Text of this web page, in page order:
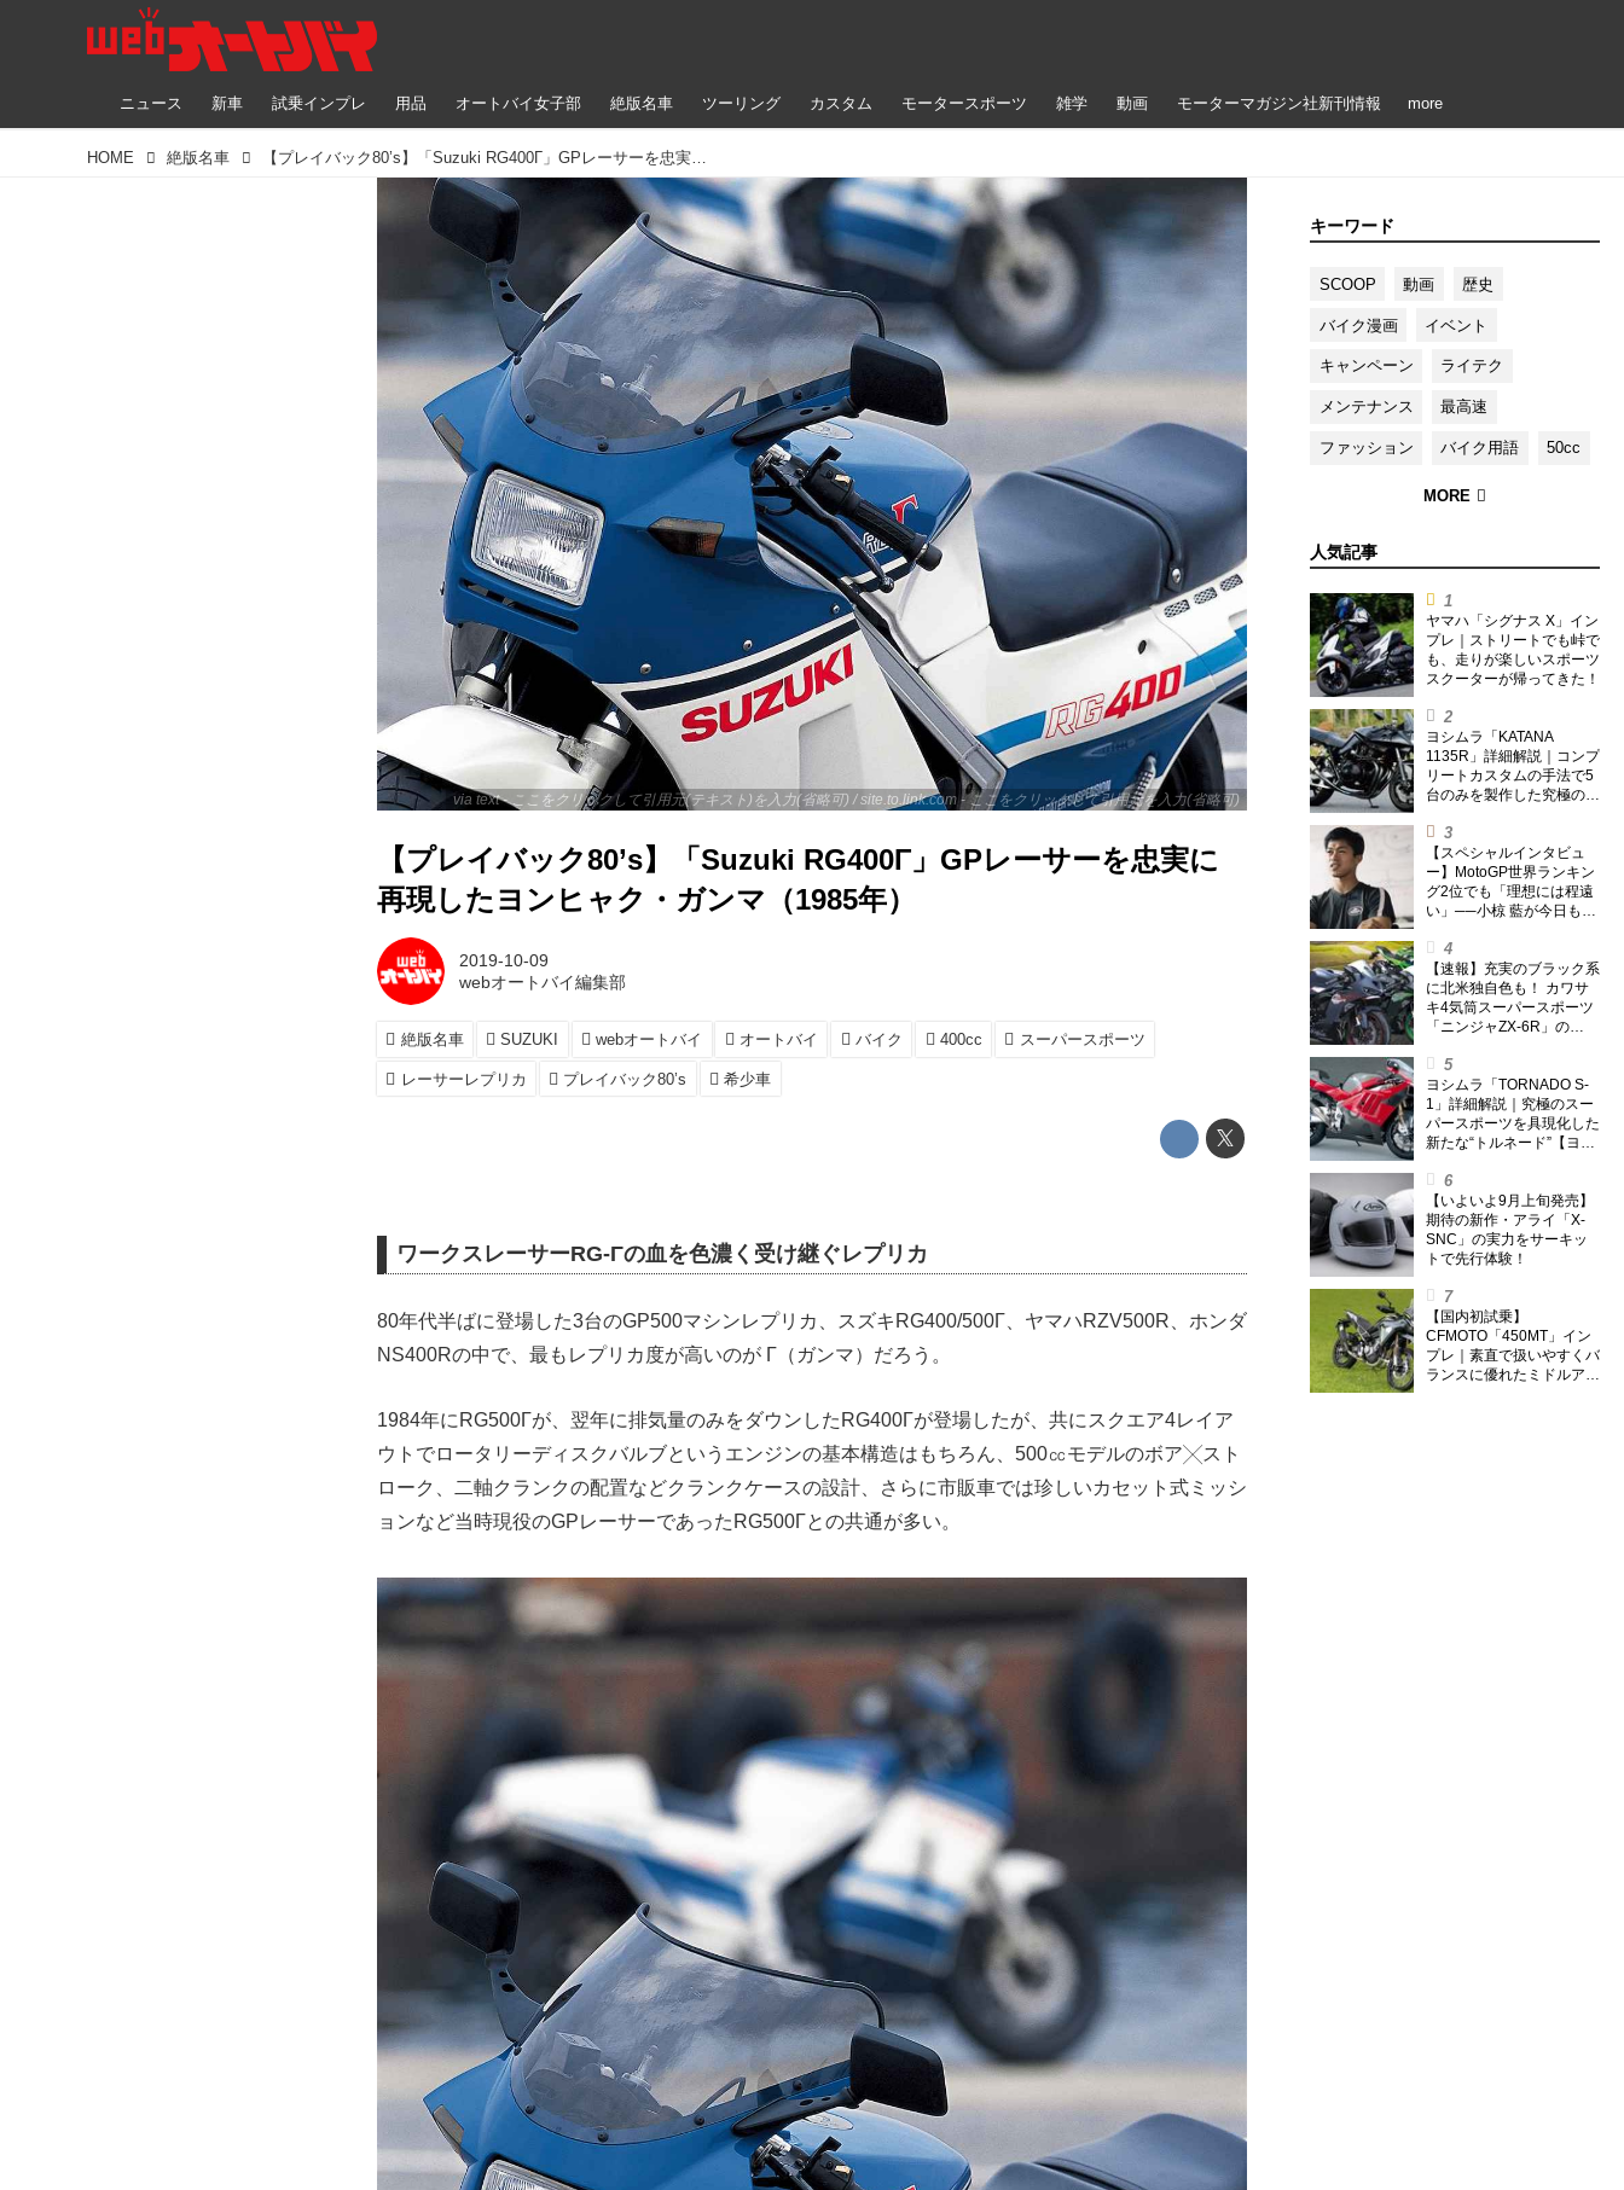
ニュース 新車 試乗インプレ 用品 オートバイ女子部 絶版名車 ツーリング カスタム モータースポーツ 雑学 動画 モーターマガジン社新刊情報 more
HOME 絶版名車 【プレイバック80’s】「Suzuki RG400Γ」GPレーサーを忠実に再現したヨンヒャク・ガンマ（1985年）
via text - ここをクリックして引用元(テキスト)を入力(省略可) / site.to.link.com - ここをクリックして引用元を入力(省略可)
【プレイバック80’s】「Suzuki RG400Γ」GPレーサーを忠実に
再現したヨンヒャク・ガンマ（1985年）
2019-10-09
webオートバイ編集部
絶版名車 SUZUKI webオートバイ オートバイ バイク 400cc スーパースポーツ
レーサーレプリカ プレイバック80’s 希少車
キーワード
SCOOP 動画 歴史
バイク漫画 イベント
キャンペーン ライテク
メンテナンス 最高速
ファッション バイク用語 50cc
人気記事
ヤマハ「シグナス X」イン
プレ｜ストリートでも峠で
も、走りが楽しいスポーツ
スクーターが帰ってきた！
ヨシムラ「KATANA
1135R」詳細解説｜コンプ
リートカスタムの手法で5
台のみを製作した究極の銘
【スペシャルインタビュ
ー】MotoGP世界ランキン
グ2位でも「理想には程遠
い」──小椋 藍が今日も走
【速報】充実のブラック系
に北米独自色も！ カワサ
キ4気筒スーパースポーツ
「ニンジャZX-6R」の
筒ニンジャも出たよ【海
外】
ヨシムラ「TORNADO S-
1」詳細解説｜究極のスー
パースポーツを具現化した
新たな“トルネード”【ヨシ
【いよいよ9月上旬発売】
期待の新作・アライ「X-
SNC」の実力をサーキッ
トで先行体験！
【国内初試乗】
CFMOTO「450MT」イン
プレ｜素直で扱いやすくバ
ランスに優れたミドルアド
ワークスレーサーRG‐Γの血を色濃く受け継ぐレプリカ
80年代半ばに登場した3台のGP500マシンレプリカ、スズキRG400/500Γ、ヤマハRZV500R、ホンダ
NS400Rの中で、最もレプリカ度が高いのが Γ（ガンマ）だろう。
1984年にRG500Γが、翌年に排気量のみをダウンしたRG400Γが登場したが、共にスクエア4レイア
ウトでロータリーディスクバルブというエンジンの基本構造はもちろん、500㏄モデルのボア╳スト
ローク、二軸クランクの配置などクランクケースの設計、さらに市販車では珍しいカセット式ミッシ
ョンなど当時現役のGPレーサーであったRG500Γとの共通が多い。